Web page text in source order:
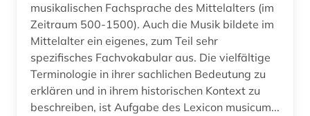
tonträger (1)
transposition &lt;musik&gt; (1)
ungarn (1)
universitätsgeschichte (1)
musikalischen Fachsprache des Mittelalters (im
Zeitraum 500-1500). Auch die Musik bildete im
Mittelalter ein eigenes, zum Teil sehr
spezifisches Fachvokabular aus. Die vielfältige
Terminologie in ihrer sachlichen Bedeutung zu
erklären und in ihrem historischen Kontext zu
beschreiben, ist Aufgabe des Lexicon musicum...